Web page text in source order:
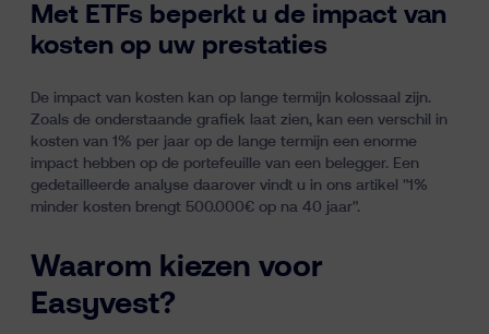
Met ETFs beperkt u de impact van
kosten op uw prestaties
De impact van kosten kan op lange termijn kolossaal zijn.
Zoals de onderstaande grafiek laat zien, kan een verschil in
kosten van 1% per jaar op de lange termijn een enorme
impact hebben op de portefeuille van een belegger. Een
gedetailleerde analyse daarover vindt u in ons artikel "1%
minder kosten brengt 500.000€ op na 40 jaar".
Waarom kiezen voor
Easyvest?